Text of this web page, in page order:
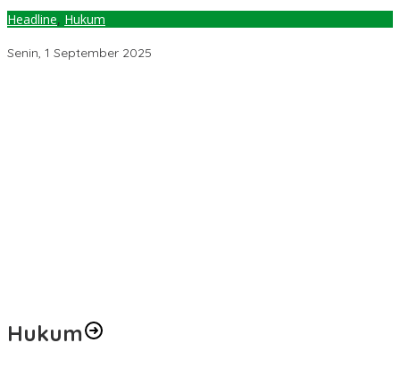
Headline, Hukum
Senin, 1 September 2025
Hukum